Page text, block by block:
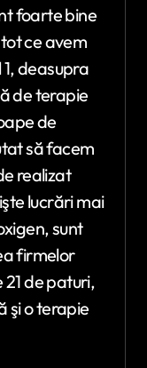
foarte bine
ce avem
deasupra
de terapie
de
să facem
realizat
lucrări mai
sunt
firmelor
de paturi,
şi o terapie